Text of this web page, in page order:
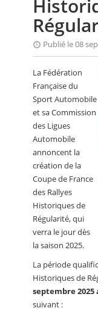
Publié le 08
La Fédération
Française du
Sport Automobile
et sa Commission
des Ligues
Automobile
annoncent la
création de la
Coupe de France
des Rallyes
Historiques de
Régularité, qui
verra le jour dès
la saison 2025.
La période
Historiques de
septembre 2025
suivant :